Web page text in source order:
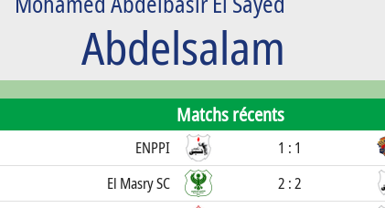
Abdelsalam
Matchs récents
ENPPI 1 : 1
El Masry SC 2 : 2